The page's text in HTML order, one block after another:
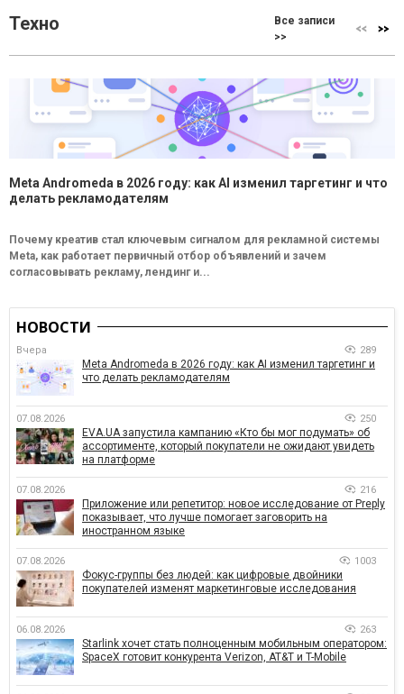
Техно
Все записи
>>
Meta Andromeda в 2026 году: как AI изменил таргетинг и что
делать рекламодателям
Почему креатив стал ключевым сигналом для рекламной системы
Meta, как работает первичный отбор объявлений и зачем
согласовывать рекламу, лендинг и...
НОВОСТИ
Вчера 289
Meta Andromeda в 2026 году: как AI изменил таргетинг и
что делать рекламодателям
07.08.2026 250
EVA.UA запустила кампанию «Кто бы мог подумать» об
ассортименте, который покупатели не ожидают увидеть
на платформе
07.08.2026 216
Приложение или репетитор: новое исследование от Preply
показывает, что лучше помогает заговорить на
иностранном языке
07.08.2026 1003
Фокус-группы без людей: как цифровые двойники
покупателей изменят маркетинговые исследования
06.08.2026 263
Starlink хочет стать полноценным мобильным оператором:
SpaceX готовит конкурента Verizon, AT&T и T-Mobile